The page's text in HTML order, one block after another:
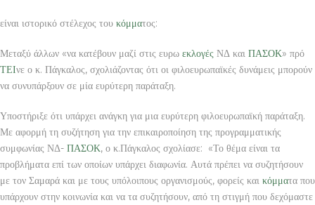
είναι ιστορικό στέλεχος του κόμματος:
Μεταξύ άλλων «να κατέβουν μαζί στις ευρω εκλογές ΝΔ και ΠΑΣΟΚ» πρό
ΤΕΙνε ο κ. Πάγκαλος, σχολιάζοντας ότι οι φιλοευρωπαϊκές δυνάμεις μπορούν
να συνυπάρξουν σε μία ευρύτερη παράταξη.
Υποστήριξε ότι υπάρχει ανάγκη για μια ευρύτερη φιλοευρωπαϊκή παράταξη.
Με αφορμή τη συζήτηση για την επικαιροποίηση της προγραμματικής
συμφωνίας ΝΔ- ΠΑΣΟΚ, ο κ.Πάγκαλος σχολίασε: «Το θέμα είναι τα
προβλήματα επί των οποίων υπάρχει διαφωνία. Αυτά πρέπει να συζητήσουν
με τον Σαμαρά και με τους υπόλοιπους οργανισμούς, φορείς και κόμματα που
υπάρχουν στην κοινωνία και να τα συζητήσουν, από τη στιγμή που δεχόμαστε